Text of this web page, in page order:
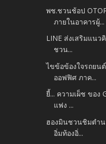
พช.ชวนช้อป
ภายในอาคารผู้...
LINE ส่งเสริมแนว
ชวน...
ไขข้อข้องใจรถยน
ออฟฟิศ ภาค...
ยี้... ความเผ็ช ของ
แฟง ...
ฮองมินชวนชิมตำน
อิ่มท้องอิ่...